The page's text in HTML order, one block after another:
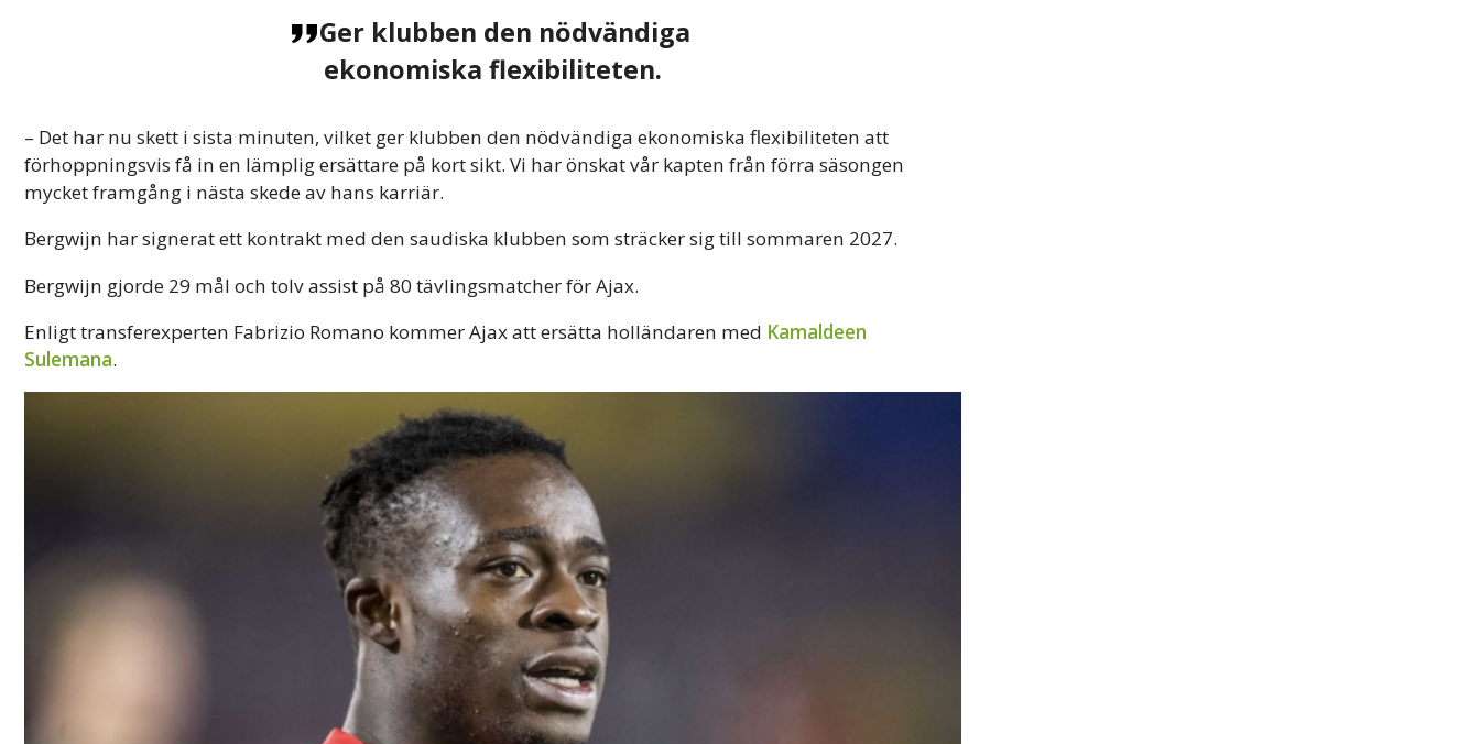
Ger klubben den nödvändiga
ekonomiska flexibiliteten.
– Det har nu skett i sista minuten, vilket ger klubben den nödvändiga ekonomiska flexibiliteten att
förhoppningsvis få in en lämplig ersättare på kort sikt. Vi har önskat vår kapten från förra säsongen
mycket framgång i nästa skede av hans karriär.
Bergwijn har signerat ett kontrakt med den saudiska klubben som sträcker sig till sommaren 2027.
Bergwijn gjorde 29 mål och tolv assist på 80 tävlingsmatcher för Ajax.
Enligt transferexperten Fabrizio Romano kommer Ajax att ersätta holländaren med Kamaldeen
Sulemana.